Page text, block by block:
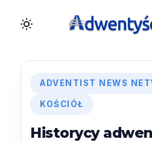
ADVENTIST NEWS
KOŚCIÓŁ
Historycy